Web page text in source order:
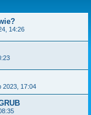
14:26
2023, 17:04